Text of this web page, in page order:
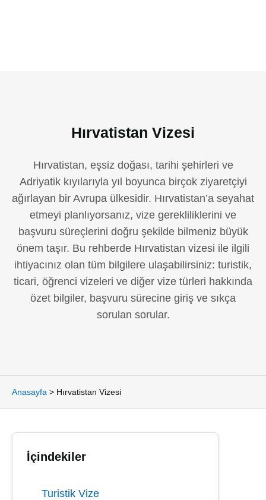
Hırvatistan Vizesi
Hırvatistan, eşsiz doğası, tarihi şehirleri ve
Adriyatik kıyılarıyla yıl boyunca birçok ziyaretçiyi
ağırlayan bir Avrupa ülkesidir. Hırvatistan’a seyahat
etmeyi planlıyorsanız, vize gerekliliklerini ve
başvuru süreçlerini doğru şekilde bilmeniz büyük
önem taşır. Bu rehberde Hırvatistan vizesi ile ilgili
ihtiyacınız olan tüm bilgilere ulaşabilirsiniz: turistik,
ticari, öğrenci vizeleri ve diğer vize türleri hakkında
özet bilgiler, başvuru sürecine giriş ve sıkça
sorulan sorular.
Anasayfa > Hırvatistan Vizesi
İçindekiler
Turistik Vize